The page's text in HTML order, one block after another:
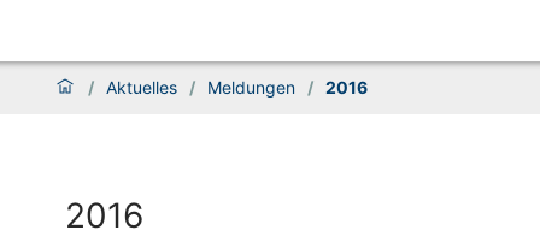
/ Aktuelles / Meldungen / 2016
2016